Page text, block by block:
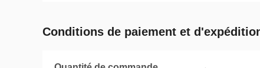
Conditions de paiement et